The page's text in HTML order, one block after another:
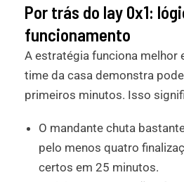
Por trás do lay 0x1:
funcionamento
A estratégia funciona melhor
time da casa demonstra
primeiros minutos. Isso
O mandante chuta
pelo menos quatro
certos em 25 minutos.